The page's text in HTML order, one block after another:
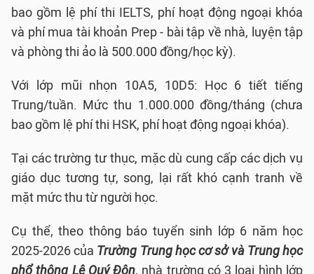
bao gồm lệ phí thi IELTS, phí hoạt động ngoại khóa
và phí mua tài khoản Prep - bài tập về nhà, luyện tập
và phòng thi ảo là 500.000 đồng/học kỳ).
Với lớp mũi nhọn 10A5, 10D5: Học 6 tiết tiếng
Trung/tuần. Mức thu 1.000.000 đồng/tháng (chưa
bao gồm lệ phí thi HSK, phí hoạt động ngoại khóa).
Tại các trường tư thục, mặc dù cung cấp các dịch vụ
giáo dục tương tự, song, lại rất khó cạnh tranh về
mặt mức thu từ người học.
Cụ thể, theo thông báo tuyển sinh lớp 6 năm học
2025-2026 của Trường Trung học cơ sở và Trung học
phổ thông Lê Quý Đôn, nhà trường có 3 loại hình lớp